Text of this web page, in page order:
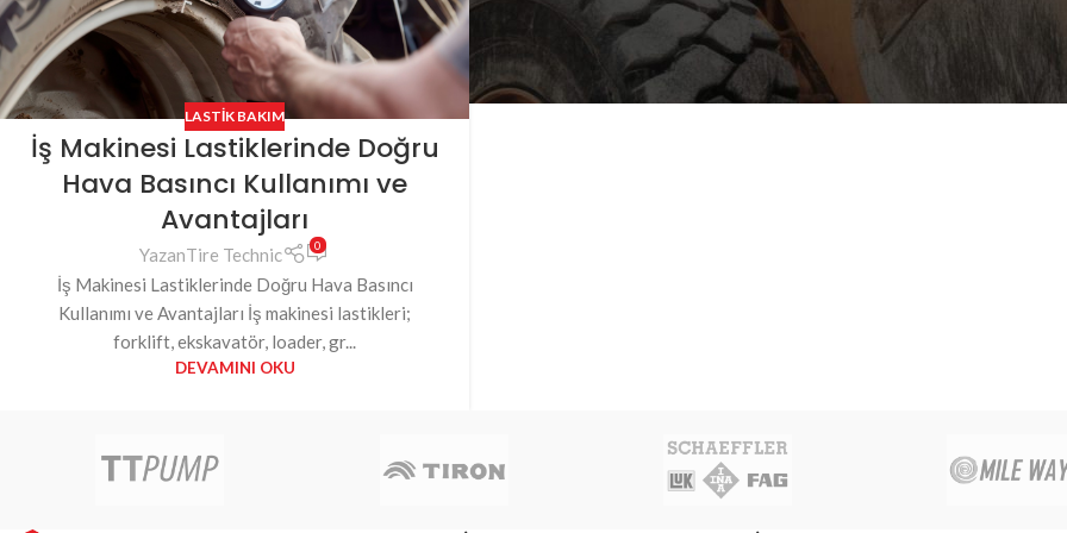
Ekskavatör & Greyder Lastiği
LASTIK BAKIM
İş Makinesi Lastiklerinde Doğru
Hava Basıncı Kullanımı ve
Avantajları
YazanTire Technic 0
İş Makinesi Lastiklerinde Doğru Hava Basıncı
Kullanımı ve Avantajları İş makinesi lastikleri;
forklift, ekskavatör, loader, gr...
DEVAMINI OKU